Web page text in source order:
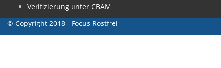
Verifizierung unter CBAM
© Copyright 2018 - Focus Rostfrei